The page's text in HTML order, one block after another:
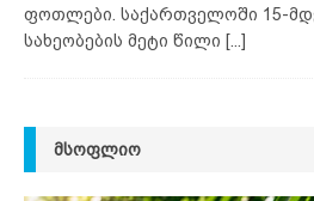
ფოთლები. საქართველოში 15-მდე
სახეობების მეტი წილი [...]
ᲛᲡᲝᲤᲚᲘᲝ